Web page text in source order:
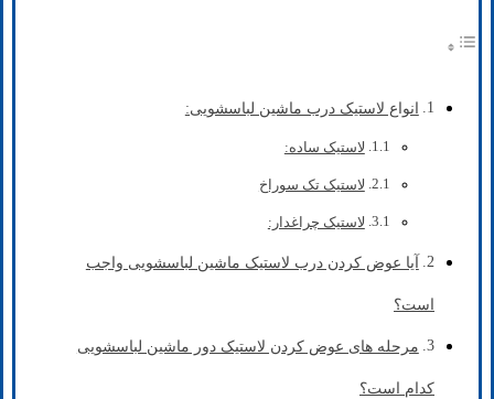
انواع لاستیک درب ماشین لباسشویی:
لاستیک ساده:
لاستیک تک سوراخ
لاستیک چراغدار:
آیا عوض کردن درب لاستیک ماشین لباسشویی واجب
است؟
مرحله های عوض کردن لاستیک دور ماشین لباسشویی
کدام است؟